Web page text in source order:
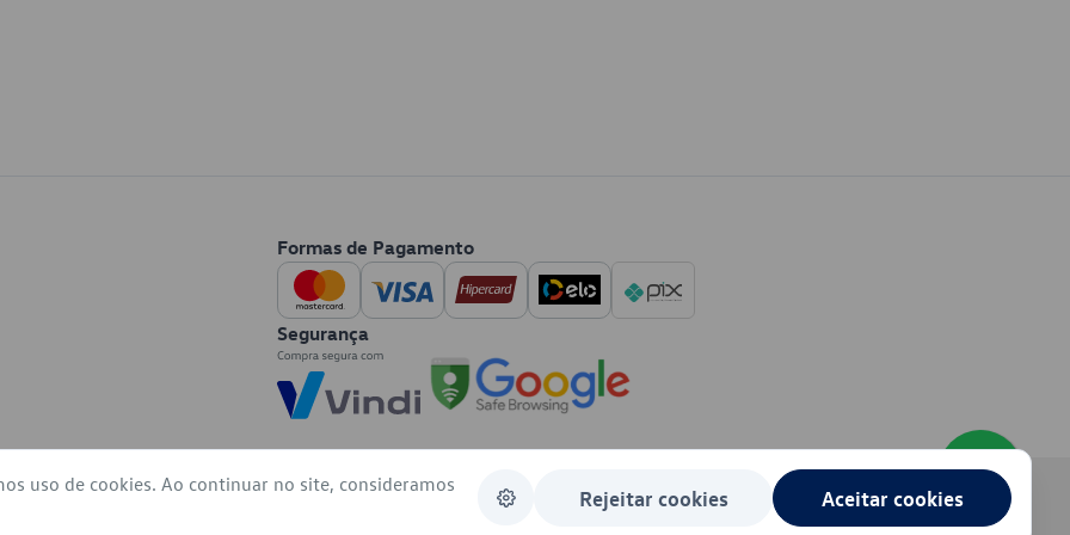
Formas de Pagamento
Segurança
uso de cookies. Ao continuar no site, consideramos
Rejeitar cookies Aceitar cookies